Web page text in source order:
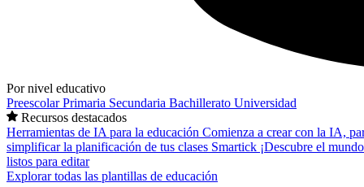
Por nivel educativo
PreescolarPrimaria Secundaria Bachillerato Universidad
Recursos destacados
Herramientas de IA para la educación Comienza a crear con la IA,
simplificar la planificación de tus clases Smartick ¡Descubre el
listos para editar
Explorar todas las plantillas de educación